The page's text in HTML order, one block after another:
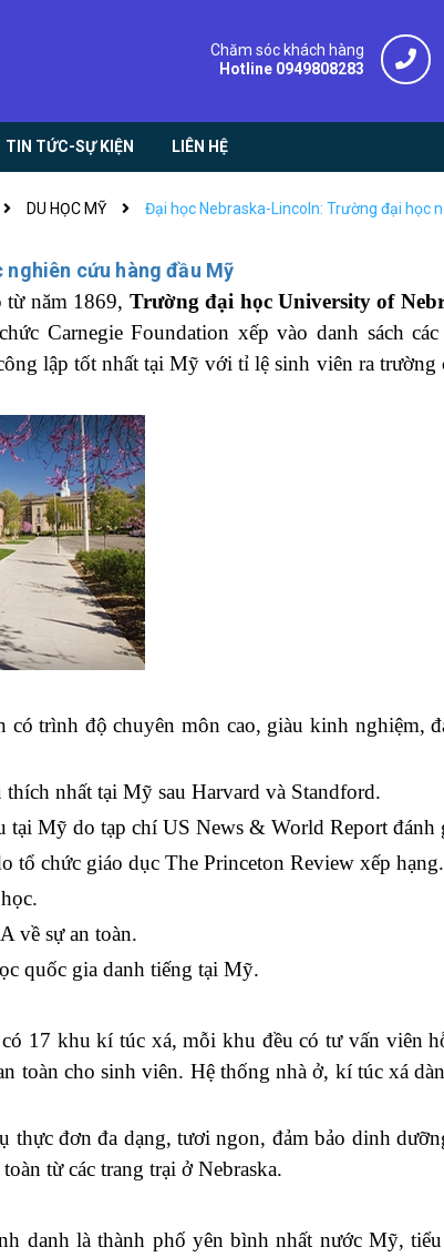
Chăm sóc khách hàng
Hotline 0949808283
TIN TỨC-SỰ KIỆN LIÊN HỆ
DU HỌC MỸ Đại học Nebraska-Lincoln: Trường đại học
cứu hàng đầu Mỹ
năm 1869, Trường đại học University of
Carnegie Foundation xếp vào danh sách
lập tốt nhất tại Mỹ với tỉ lệ sinh viên ra trường
trình độ chuyên môn cao, giàu kinh nghiệm,
nhất tại Mỹ sau Harvard và Standford.
tại Mỹ do tạp chí US News & World Report đánh
chức giáo dục The Princeton Review xếp hạng.
về sự an toàn.
quốc gia danh tiếng tại Mỹ.
có 17 khu kí túc xá, mỗi khu đều có tư vấn viên
toàn cho sinh viên. Hệ thống nhà ở, kí túc xá
đơn đa dạng, tươi ngon, đảm bảo dinh
từ các trang trại ở Nebraska.
danh là thành phố yên bình nhất nước Mỹ, tiểu